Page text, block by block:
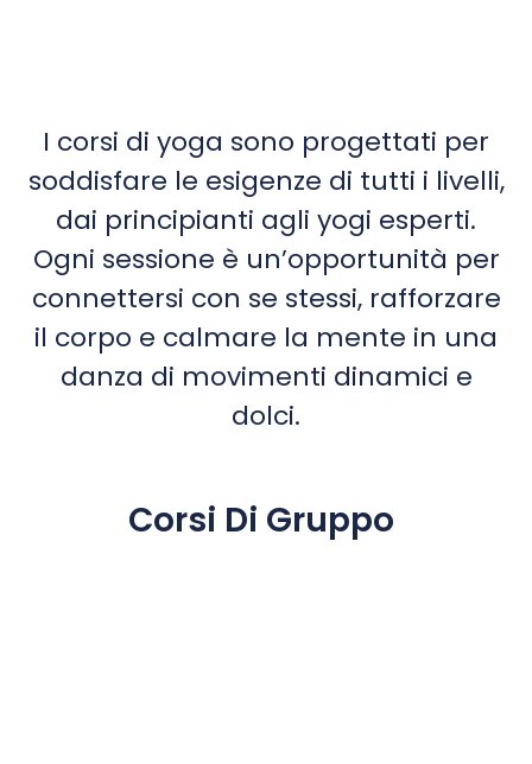
I corsi di yoga sono progettati per
soddisfare le esigenze di tutti i livelli,
dai principianti agli yogi esperti.
Ogni sessione è un’opportunità per
connettersi con se stessi, rafforzare
il corpo e calmare la mente in una
danza di movimenti dinamici e
dolci.
Corsi Di Gruppo